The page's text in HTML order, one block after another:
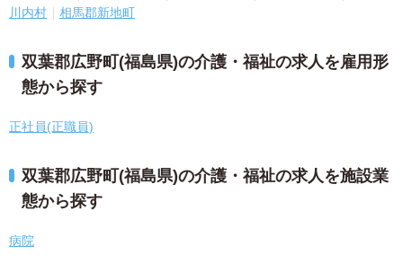
川内村
相馬郡新地町
双葉郡広野町(福島県)の介護・福祉の求人を雇用形
態から探す
正社員(正職員)
双葉郡広野町(福島県)の介護・福祉の求人を施設業
態から探す
病院